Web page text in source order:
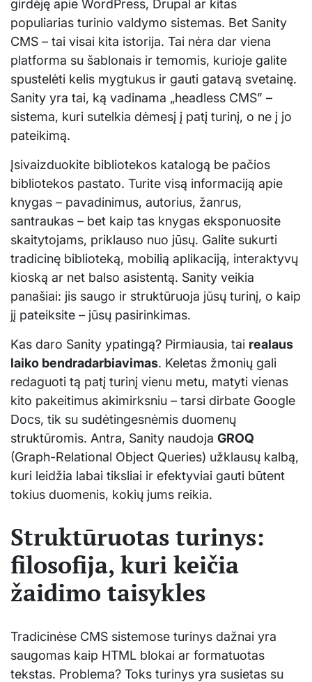
girdėję apie WordPress, Drupal ar kitas
populiarias turinio valdymo sistemas. Bet Sanity
CMS – tai visai kita istorija. Tai nėra dar viena
platforma su šablonais ir temomis, kurioje galite
spustelėti kelis mygtukus ir gauti gatavą svetainę.
Sanity yra tai, ką vadinama „headless CMS” –
sistema, kuri sutelkia dėmesį į patį turinį, o ne į jo
pateikimą.
Įsivaizduokite bibliotekos katalogą be pačios
bibliotekos pastato. Turite visą informaciją apie
knygas – pavadinimus, autorius, žanrus,
santraukas – bet kaip tas knygas eksponuosite
skaitytojams, priklauso nuo jūsų. Galite sukurti
tradicinę biblioteką, mobilią aplikaciją, interaktyvų
kioską ar net balso asistentą. Sanity veikia
panašiai: jis saugo ir struktūruoja jūsų turinį, o kaip
jį pateiksite – jūsų pasirinkimas.
Kas daro Sanity ypatingą? Pirmiausia, tai realaus
laiko bendradarbiavimas. Keletas žmonių gali
redaguoti tą patį turinį vienu metu, matyti vienas
kito pakeitimus akimirksniu – tarsi dirbate Google
Docs, tik su sudėtingesnėmis duomenų
struktūromis. Antra, Sanity naudoja GROQ
(Graph-Relational Object Queries) užklausų kalbą,
kuri leidžia labai tiksliai ir efektyviai gauti būtent
tokius duomenis, kokių jums reikia.
Struktūruotas turinys:
filosofija, kuri keičia
žaidimo taisykles
Tradicinėse CMS sistemose turinys dažnai yra
saugomas kaip HTML blokai ar formatuotas
tekstas. Problema? Toks turinys yra susietas su